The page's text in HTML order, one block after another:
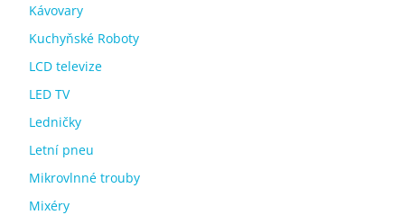
Kávovary
Kuchyňské Roboty
LCD televize
LED TV
Ledničky
Letní pneu
Mikrovlnné trouby
Mixéry